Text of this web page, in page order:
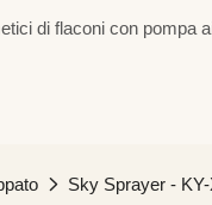
di flaconi con pompa
Sky Sprayer -